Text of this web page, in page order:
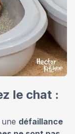
le chat :
défaillance